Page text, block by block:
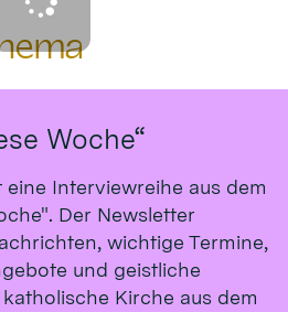
Woche“
eine Interviewreihe aus dem
Der Newsletter
wichtige Termine,
und geistliche
Kirche aus dem